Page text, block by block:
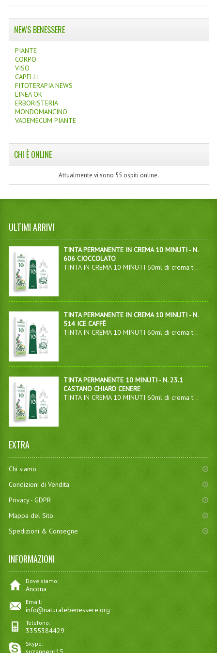
NEWS BENESSERE
PIANTE
CORPO
VISO
CAPELLI
FITOTERAPIA NEWS
LINEA OK
ERBORISTERIA
MONDOMANCINO
VADEMECUM PIANTE
CHI È ONLINE
Attualmente vi sono 55 ospiti online.
ULTIMI ARRIVI
TINTA PERMANENTE IN CREMA 10 MINUTI - N.
606 CIOCCOLATO
TINTA IN CREMA 10 MINUTI 60ml di crema t...
TINTA PERMANENTE IN CREMA 10 MINUTI - N.
514 ICE CAFFÈ
TINTA IN CREMA 10 MINUTI 60ml di crema t...
TINTA PERMANENTE 10 MINUTI - N. 23.1
CASTANO CHIARO CENERE
TINTA IN CREMA 10 MINUTI 60ml di crema t...
EXTRA
Chi siamo
Condizioni di Vendita
Privacy - GDPR
Mappa del Sito
Spedizioni & Consegne
INFORMAZIONI
Dove siamo:
Ancona
Email:
info@naturalebenessere.org
Telefono:
3355384429
Skype: